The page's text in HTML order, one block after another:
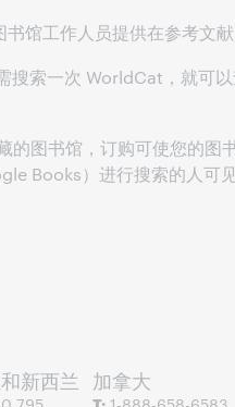
馆工作人员提供在参考文
搜索一次 WorldCat，就可
的图书馆，订购可使您的
Books）进行搜索的人可见
新西兰 加拿大